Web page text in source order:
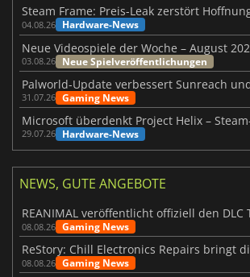
04.08.26 Hardware-News
03.08.26 Neue Spielveröffentlichungen
31.07.26 Gaming News
29.07.26 Hardware-News
NEWS, GUTE ANGEBOTE
08.08.26 Gaming News
08.08.26 Gaming News